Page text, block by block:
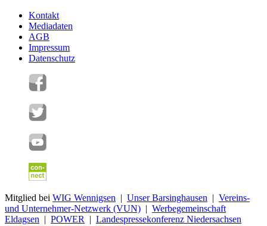
Kontakt
Mediadaten
AGB
Impressum
Datenschutz
Mitglied bei WIG Wennigsen | Unser Barsinghausen | Vereins-
und Unternehmer-Netzwerk (VUN) | Werbegemeinschaft
Eldagsen | POWER | Landespressekonferenz Niedersachsen